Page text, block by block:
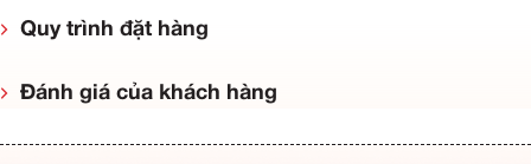
Quy trình đặt hàng
Đánh giá của khách hàng